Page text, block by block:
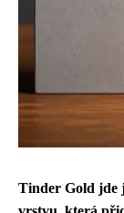
Tinder Gold jde